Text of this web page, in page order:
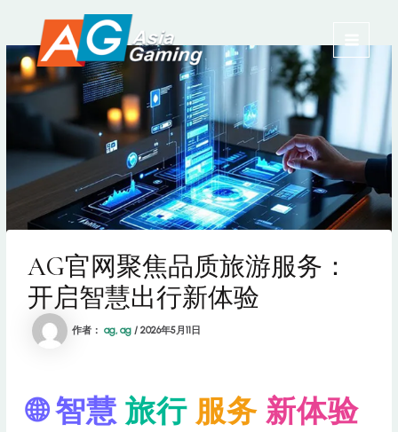
内
容
MENU
AG官网聚焦品质旅游服务：
开启智慧出行新体验
作者： ag, ag/2026年5月11日
🌐 智慧 旅行 服务 新体验